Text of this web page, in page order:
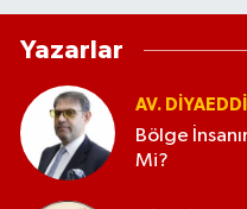
Yazarlar
AV.
Bölge
Mi?